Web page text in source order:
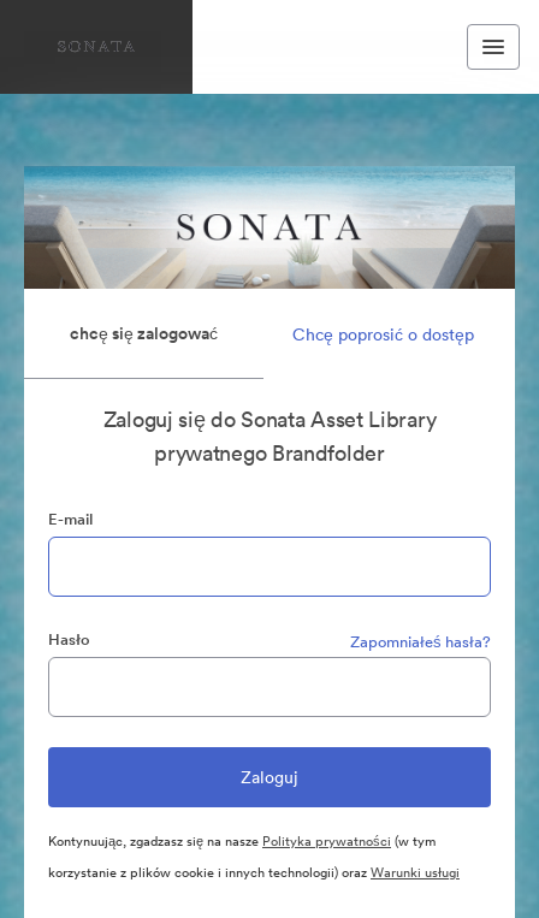
chcę się zalogować Chcę poprosić o dostęp
Zaloguj się do Sonata Asset Library
prywatnego Brandfolder
E-mail
Hasło Zapomniałeś hasła?
Kontynuując, zgadzasz się na nasze Polityka prywatności (w tym
korzystanie z plików cookie i innych technologii) orazWarunki usługi